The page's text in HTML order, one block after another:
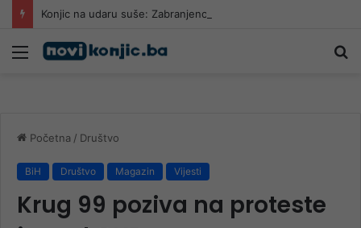
Konjic na udaru suše: Zabranjeno zalijevanje bašti
Meni
Početna / Društvo
BiH Društvo Magazin Vijesti
Krug 99 poziva na proteste